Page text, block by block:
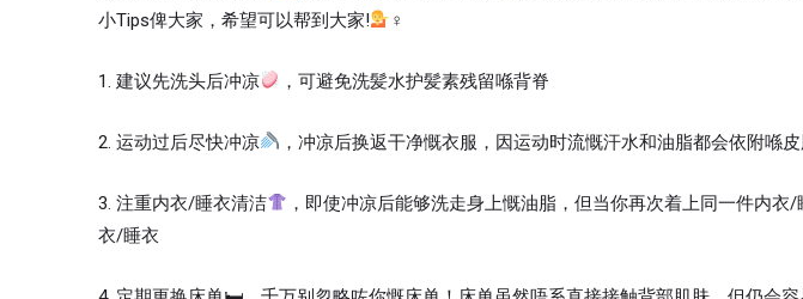
小Tips俾大家，希望可以帮到大家!
‍♀
1. 建议先洗头后冲凉 ，可避免洗髪水护髪素残留喺背脊
2. 运动过后尽快冲凉 ，冲凉后换返干净慨衣服，因运动时流慨汗水和油脂都会依附喺
3. 注重内衣/睡衣清洁
，即使冲凉后能够洗走身上慨油脂，但当你再次着上同一件内
衣/睡衣